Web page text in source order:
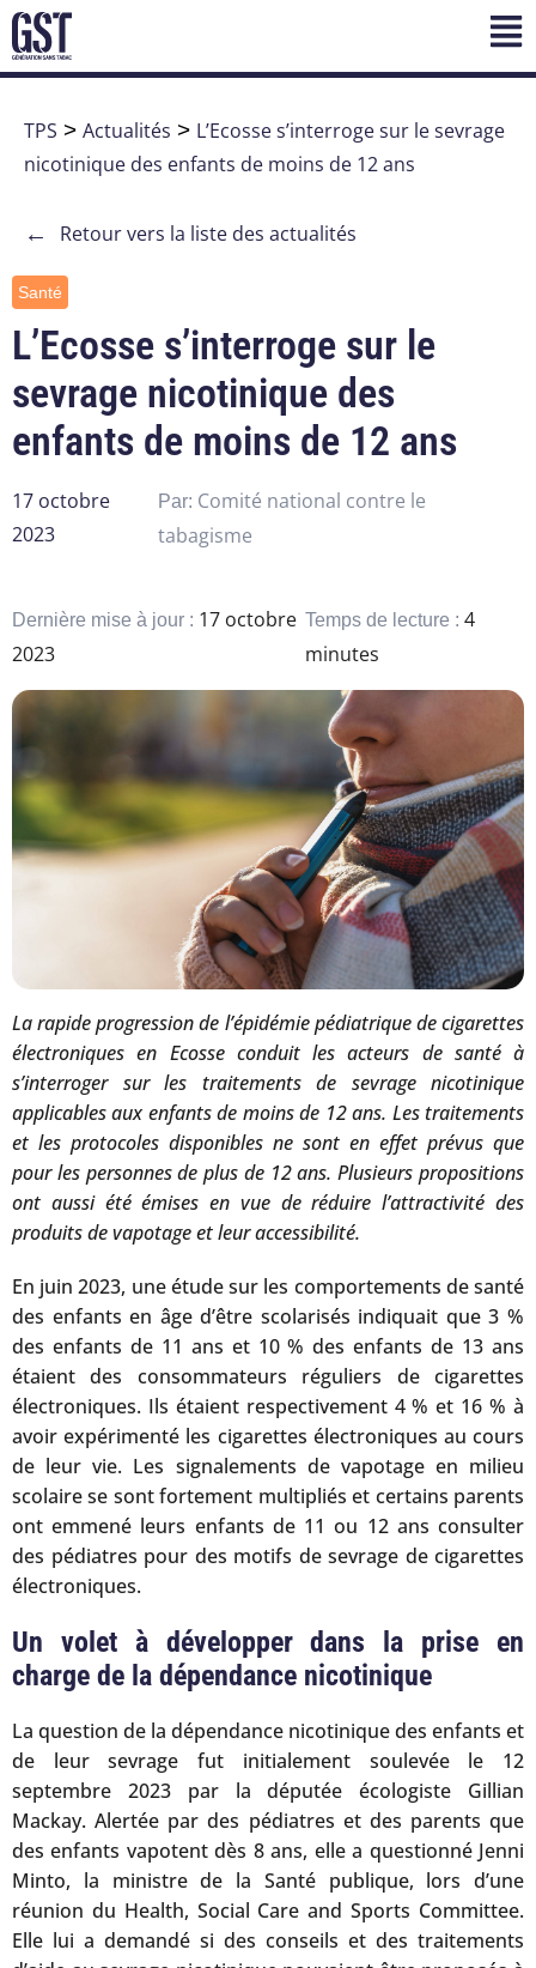
TPS > Actualités > L’Ecosse s’interroge sur le sevrage
nicotinique des enfants de moins de 12 ans
← Retour vers la liste des actualités
Santé
L’Ecosse s’interroge sur le
sevrage nicotinique des
enfants de moins de 12 ans
17 octobre
2023
Par: Comité national contre le
tabagisme
Dernière mise à jour : 17 octobre
2023
Temps de lecture : 4
minutes
La rapide progression de l’épidémie pédiatrique de cigarettes
électroniques en Ecosse conduit les acteurs de santé à
s’interroger sur les traitements de sevrage nicotinique
applicables aux enfants de moins de 12 ans. Les traitements
et les protocoles disponibles ne sont en effet prévus que
pour les personnes de plus de 12 ans. Plusieurs propositions
ont aussi été émises en vue de réduire l’attractivité des
produits de vapotage et leur accessibilité.
En juin 2023, une étude sur les comportements de santé
des enfants en âge d’être scolarisés indiquait que 3 %
des enfants de 11 ans et 10 % des enfants de 13 ans
étaient des consommateurs réguliers de cigarettes
électroniques. Ils étaient respectivement 4 % et 16 % à
avoir expérimenté les cigarettes électroniques au cours
de leur vie. Les signalements de vapotage en milieu
scolaire se sont fortement multipliés et certains parents
ont emmené leurs enfants de 11 ou 12 ans consulter
des pédiatres pour des motifs de sevrage de cigarettes
électroniques.
Un volet à développer dans la prise en
charge de la dépendance nicotinique
La question de la dépendance nicotinique des enfants et
de leur sevrage fut initialement soulevée le 12
septembre 2023 par la députée écologiste Gillian
Mackay. Alertée par des pédiatres et des parents que
des enfants vapotent dès 8 ans, elle a questionné Jenni
Minto, la ministre de la Santé publique, lors d’une
réunion du Health, Social Care and Sports Committee.
Elle lui a demandé si des conseils et des traitements